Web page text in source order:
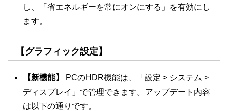
し、「省エネルギーを常にオンにする」を有効にし
ます。
【グラフィック設定】
【新機能】
PCのHDR機能は、「設定 > システム >
ディスプレイ」で管理できます。アップデート内容
は以下の通りです。